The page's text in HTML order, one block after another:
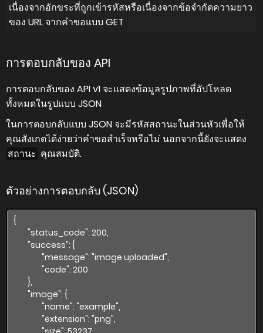
เนื่องจากอักขระที่ถูกเข้ารหัสหรือเนื่องจากข้อจำกัดความยาว
ของ URL จากคำขอแบบ GET
การตอบกลับของ API
การตอบกลับของ API v1 จะแสดงข้อมูลรูปภาพที่อัปโหลด
ทั้งหมดในรูปแบบ JSON
ในการตอบกลับแบบ JSON จะมีรหัสสถานะในส่วนหัวเพื่อให้
คุณสังเกตได้ง่ายว่าคำขอสำเร็จหรือไม่ นอกจากนี้ยังจะแสดง
สถานะ คุณสมบัติ.
ตัวอย่างการตอบกลับ (JSON)